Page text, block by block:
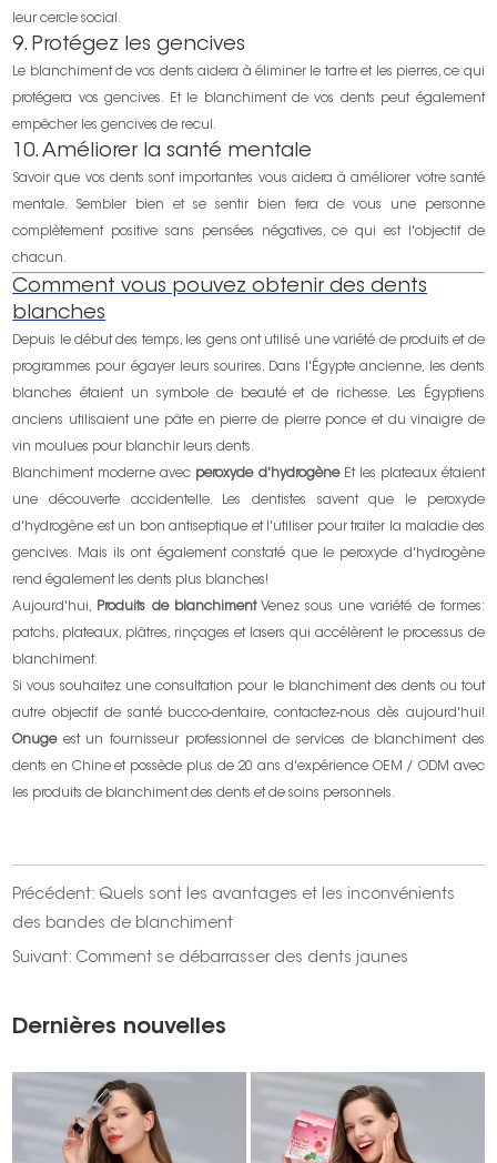
leur cercle social.
9. Protégez les gencives
Le blanchiment de vos dents aidera à éliminer le tartre et les pierres, ce qui
protégera vos gencives. Et le blanchiment de vos dents peut également
empêcher les gencives de recul.
10. Améliorer la santé mentale
Savoir que vos dents sont importantes vous aidera à améliorer votre santé
mentale. Sembler bien et se sentir bien fera de vous une personne
complètement positive sans pensées négatives, ce qui est l'objectif de
chacun.
Comment vous pouvez obtenir des dents
blanches
Depuis le début des temps, les gens ont utilisé une variété de produits et de
programmes pour égayer leurs sourires. Dans l'Égypte ancienne, les dents
blanches étaient un symbole de beauté et de richesse. Les Égyptiens
anciens utilisaient une pâte en pierre de pierre ponce et du vinaigre de
vin moulues pour blanchir leurs dents.
Blanchiment moderne avec peroxyde d'hydrogèneEt les plateaux étaient
une découverte accidentelle. Les dentistes savent que le peroxyde
d'hydrogène est un bon antiseptique et l'utiliser pour traiter la maladie des
gencives. Mais ils ont également constaté que le peroxyde d'hydrogène
rend également les dents plus blanches!
Aujourd'hui, Produits de blanchimentVenez sous une variété de formes:
patchs, plateaux, plâtres, rinçages et lasers qui accélèrent le processus de
blanchiment.
Si vous souhaitez une consultation pour le blanchiment des dents ou tout
autre objectif de santé bucco-dentaire, contactez-nous dès aujourd'hui!
Onugeest un fournisseur professionnel de services de blanchiment des
dents en Chine et possède plus de 20 ans d'expérience OEM / ODM avec
les produits de blanchiment des dents et de soins personnels.
Précédent: Quels sont les avantages et les inconvénients
des bandes de blanchiment
Suivant: Comment se débarrasser des dents jaunes
Dernières nouvelles